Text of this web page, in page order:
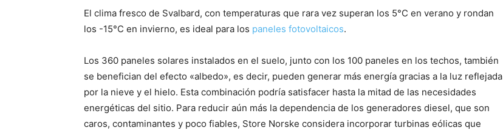
El clima fresco de Svalbard, con temperaturas que rara vez superan los 5°C en verano y rondan
los -15°C en invierno, es ideal para los paneles fotovoltaicos.
Los 360 paneles solares instalados en el suelo, junto con los 100 paneles en los techos, también
se benefician del efecto «albedo», es decir, pueden generar más energía gracias a la luz reflejada
por la nieve y el hielo. Esta combinación podría satisfacer hasta la mitad de las necesidades
energéticas del sitio. Para reducir aún más la dependencia de los generadores diesel, que son
caros, contaminantes y poco fiables, Store Norske considera incorporar turbinas eólicas que